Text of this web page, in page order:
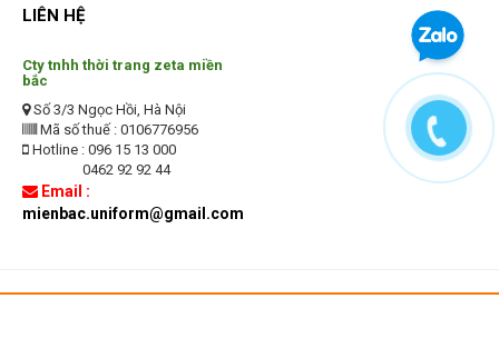
LIÊN HỆ
Cty tnhh thời trang zeta miền
bắc
Số 3/3 Ngọc Hồi, Hà Nội
Mã số thuế : 0106776956
Hotline : 096 15 13 000
0462 92 92 44
Email :
mienbac.uniform@gmail.com